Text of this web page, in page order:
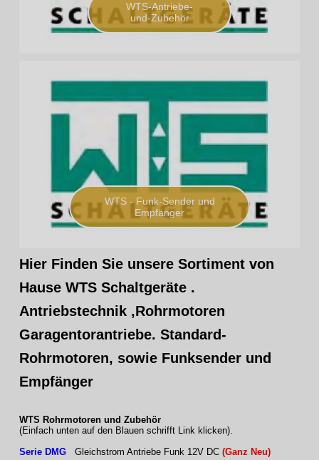
WTS-Antriebe-
und-Zubehör
WTS - Funk-Sender und
Empfänger
Hier Finden Sie unsere Sortiment von
Hause WTS Schaltgeräte .
Antriebstechnik ,Rohrmotoren
Garagentorantriebe. Standard-
Rohrmotoren, sowie Funksender und
Empfänger
WTS Rohrmotoren und Zubehör
(Einfach unten auf den Blauen schrifft Link klicken).
Serie DMG
Gleichstrom Antriebe Funk 12V DC (Ganz Neu)